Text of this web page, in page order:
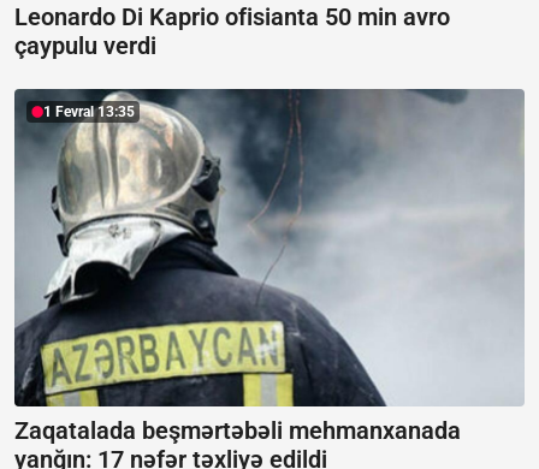
Leonardo Di Kaprio ofisianta 50 min avro
çaypulu verdi
1 Fevral 13:35
Zaqatalada beşmərtəbəli mehmanxanada
yanğın: 17 nəfər təxliyə edildi